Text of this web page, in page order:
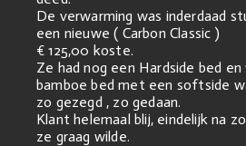
De verwarming was inderdaad
een nieuwe ( Carbon Classic )
€ 125,00 koste.
Ze had nog een Hardside bed
bamboe bed met een softside
zo gezegd , zo gedaan.
Klant helemaal blij, eindelijk na
ze graag wilde.